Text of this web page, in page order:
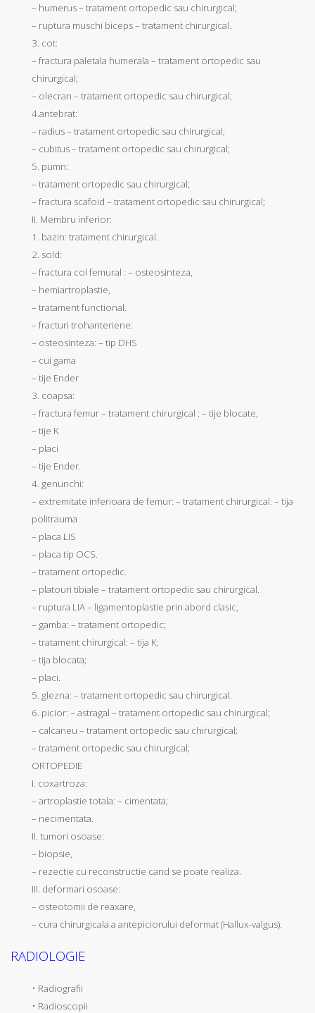
– humerus – tratament ortopedic sau chirurgical;
– ruptura muschi biceps – tratament chirurgical.
3. cot:
– fractura paletala humerala – tratament ortopedic sau
chirurgical;
– olecran – tratament ortopedic sau chirurgical;
4.antebrat:
– radius – tratament ortopedic sau chirurgical;
– cubitus – tratament ortopedic sau chirurgical;
5. pumn:
– tratament ortopedic sau chirurgical;
– fractura scafoid – tratament ortopedic sau chirurgical;
II. Membru inferior:
1. bazin: tratament chirurgical.
2. sold:
– fractura col femural : – osteosinteza,
– hemiartroplastie,
– tratament functional.
– fracturi trohanteriene:
– osteosinteza: – tip DHS
– cui gama
– tije Ender
3. coapsa:
– fractura femur – tratament chirurgical : – tije blocate,
– tije K
– placi
– tije Ender.
4. genunchi:
– extremitate inferioara de femur: – tratament chirurgical: – tija
politrauma
– placa LIS
– placa tip OCS.
– tratament ortopedic.
– platouri tibiale – tratament ortopedic sau chirurgical.
– ruptura LIA – ligamentoplastie prin abord clasic,
– gamba: – tratament ortopedic;
– tratament chirurgical: – tija K;
– tija blocata;
– placi.
5. glezna: – tratament ortopedic sau chirurgical.
6. picior: – astragal – tratament ortopedic sau chirurgical;
– calcaneu – tratament ortopedic sau chirurgical;
– tratament ortopedic sau chirurgical;
ORTOPEDIE
I. coxartroza:
– artroplastie totala: – cimentata;
– necimentata.
II. tumori osoase:
– biopsie,
– rezectie cu reconstructie cand se poate realiza.
III. deformari osoase:
– osteotomii de reaxare,
– cura chirurgicala a antepiciorului deformat (Hallux-valgus).
RADIOLOGIE
• Radiografii
• Radioscopii